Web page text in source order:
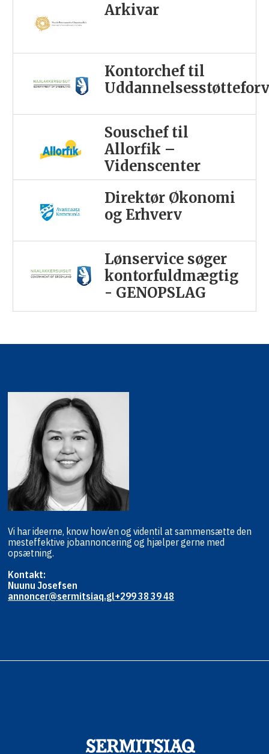
Arkivar
Kontorchef til
Souschef til
Allorfik –
Videnscenter
Direktør Økonomi
og Erhverv
Lønservice søger
kontorfuldmægtig
- GENOPSLAG
Vi har ideerne, know how’en og videntil at sammensætte den
mesteffektive jobannoncering og hjælpergerne med
opsætning.
Kontakt:
Nuunu Josefsen
annoncer@sermitsiaq.gl+299 38 39 48